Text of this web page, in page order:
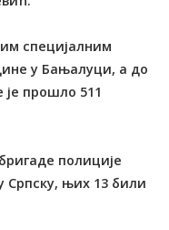
специјалним
у Бањалуци, а до
је прошло 511
полиције
Српску, њих 13 били